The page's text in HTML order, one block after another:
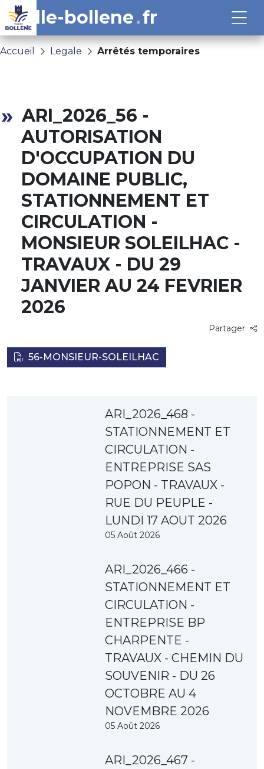
ville-bollene fr
Accueil Legale Arrêtés temporaires
ARI_2026_56 -
AUTORISATION
D'OCCUPATION DU
DOMAINE PUBLIC,
STATIONNEMENT ET
CIRCULATION -
MONSIEUR SOLEILHAC -
TRAVAUX - DU 29
JANVIER AU 24 FEVRIER
2026
Partager
56-MONSIEUR-SOLEILHAC
ARI_2026_468 -
STATIONNEMENT ET
CIRCULATION -
ENTREPRISE SAS
POPON - TRAVAUX -
RUE DU PEUPLE -
LUNDI 17 AOUT 2026
05 Août 2026
ARI_2026_466 -
STATIONNEMENT ET
CIRCULATION -
ENTREPRISE BP
CHARPENTE -
TRAVAUX - CHEMIN DU
SOUVENIR - DU 26
OCTOBRE AU 4
NOVEMBRE 2026
05 Août 2026
ARI_2026_467 -